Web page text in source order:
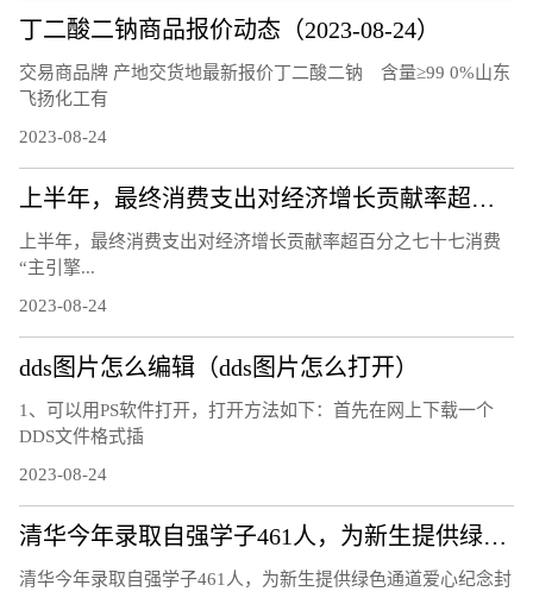
丁二酸二钠商品报价动态（2023-08-24）
交易商品牌 产地交货地最新报价丁二酸二钠 含量≥99 0%山东
飞扬化工有
2023-08-24
上半年，最终消费支出对经济增长贡献率超百分之七十七 消费“主引擎”作用进一步凸显（经济新方位）
上半年，最终消费支出对经济增长贡献率超百分之七十七消费
“主引擎...
2023-08-24
dds图片怎么编辑（dds图片怎么打开）
1、可以用PS软件打开，打开方法如下：首先在网上下载一个
DDS文件格式插
2023-08-24
清华今年录取自强学子461人，为新生提供绿色通道爱心纪念封
清华今年录取自强学子461人，为新生提供绿色通道爱心纪念封